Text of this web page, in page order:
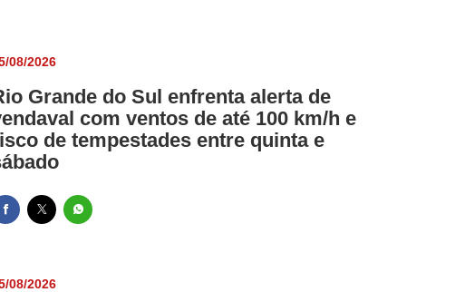
08/2026
Grande do Sul enfrenta alerta de
com ventos de até 100 km/h e
de tempestades entre quinta e
08/2026